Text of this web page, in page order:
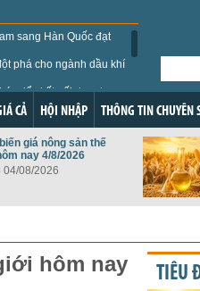
sang Hàn Quốc đạt
phá cho ngành dầu khí
đẩy kết nối doanh
hợp tác mới trong quan
chiều giảm
bắt đầu thăm cấp Nhà
kỷ lục, nguy cơ giá
CẢ HỘI NHẬP THÔNG TIN CHUYÊN
giá nông sản thế
nay 4/8/2026
04/08/2026
hôm nay
TIÊU